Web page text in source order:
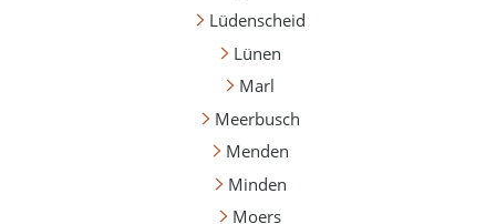
Lüdenscheid
Lünen
Marl
Meerbusch
Menden
Minden
Moers